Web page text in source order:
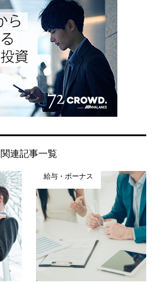
関連記事一覧
給与・ボーナス